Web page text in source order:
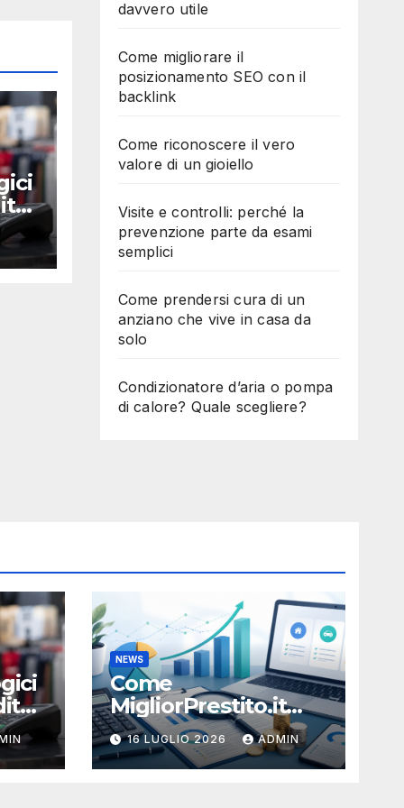
davvero utile
Come migliorare il
posizionamento SEO con il
backlink
Come riconoscere il vero
valore di un gioiello
Visite e controlli: perché la
prevenzione parte da esami
semplici
Come prendersi cura di un
anziano che vive in casa da
solo
Condizionatore d’aria o pompa
di calore? Quale scegliere?
NEWS
Come
MigliorPrestito.it
aiuta a capire durata
e sostenibilità della
rata
16 LUGLIO 2026 ADMIN